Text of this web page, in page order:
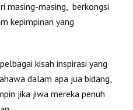
masing-masing, berkongsi
kepimpinan yang
kisah inspirasi yang
dalam apa jua bidang,
jika jiwa mereka penuh